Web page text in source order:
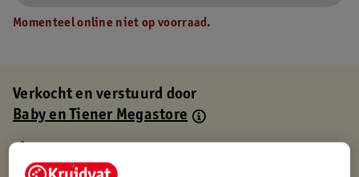
Momenteel online niet op voorraad.
Verkocht en verstuurd door
Baby en Tiener Megastore
Gratis thuisbezorgd